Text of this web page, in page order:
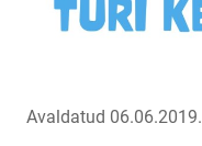
Avaldatud 06.06.2019.